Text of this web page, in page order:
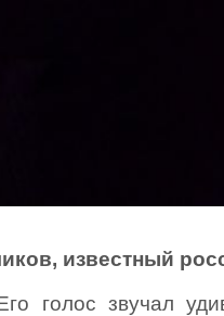
известный
голос звучал